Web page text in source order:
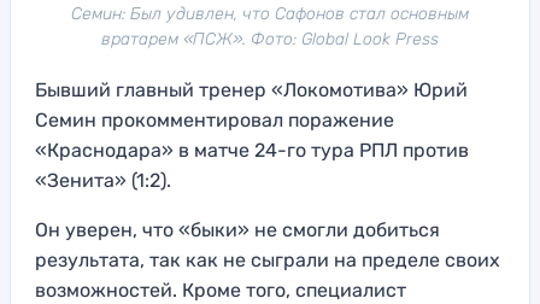
Семин: Был удивлен, что Сафонов стал основным
вратарем «ПСЖ». Фото: Global Look Press
Бывший главный тренер «Локомотива» Юрий
Семин прокомментировал поражение
«Краснодара» в матче 24-го тура РПЛ против
«Зенита» (1:2).
Он уверен, что «быки» не смогли добиться
результата, так как не сыграли на пределе своих
возможностей. Кроме того, специалист